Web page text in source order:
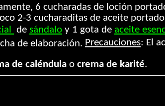
6 cucharadas de loción
2-3 cucharaditas de aceite
de sándalo y 1 gota de aceite
de elaboración. Precauciones: El
de caléndula o crema de karité.